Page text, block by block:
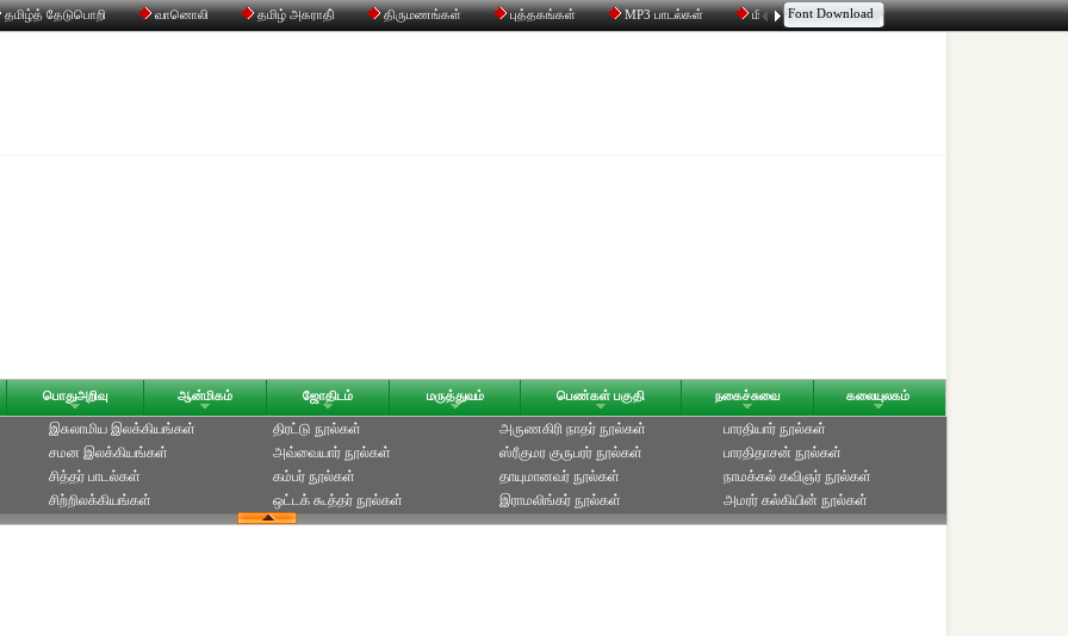
தமிழ்த் தேடுபொறி வானொலி தமிழ் அகராதி் திருமணங்கள் புத்தகங்கள் MP3 பாடல்கள் மின்னஞ்சல் திரட்டி உரையாடல்
Font Download
பொதுஅறிவு ஆன்மிகம் ஜோதிடம் மருத்துவம் பெண்கள் பகுதி நகைச்சுவை கலையுலகம்
இசுலாமிய இலக்கியங்கள்
சமன இலக்கியங்கள்
சித்தர் பாடல்கள்
சிற்றிலக்கியங்கள்
திரட்டு நூல்கள்
அவ்வையார் நூல்கள்
கம்பர் நூல்கள்
ஒட்டக் கூத்தர் நூல்கள்
அருணகிரி நாதர் நூல்கள்
ஸ்ரீகுமர குருபரர் நூல்கள்
தாயுமானவர் நூல்கள்
இராமலிங்கர் நூல்கள்
பாரதியார் நூல்கள்
பாரதிதாசன் நூல்கள்
நாமக்கல் கவிஞர் நூல்கள்
அமரர் கல்கியின் நூல்கள்